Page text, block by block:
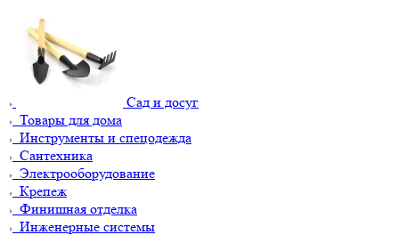
Сад и досуг
Товары для дома
Инструменты и спецодежда
Сантехника
Электрооборудование
Крепеж
Финишная отделка
Инженерные системы